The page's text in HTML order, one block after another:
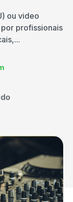
ou video
profissionais